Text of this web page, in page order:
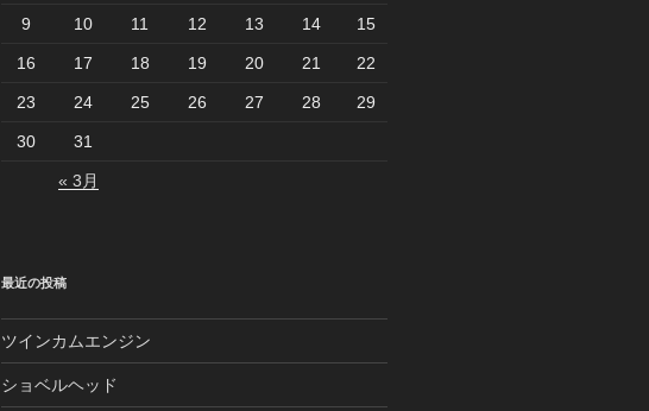
9 10 11 12 13 14 15
16 17 18 19 20 21 22
23 24 25 26 27 28 29
30 31
« 3月
最近の投稿
ツインカムエンジン
ショベルヘッド